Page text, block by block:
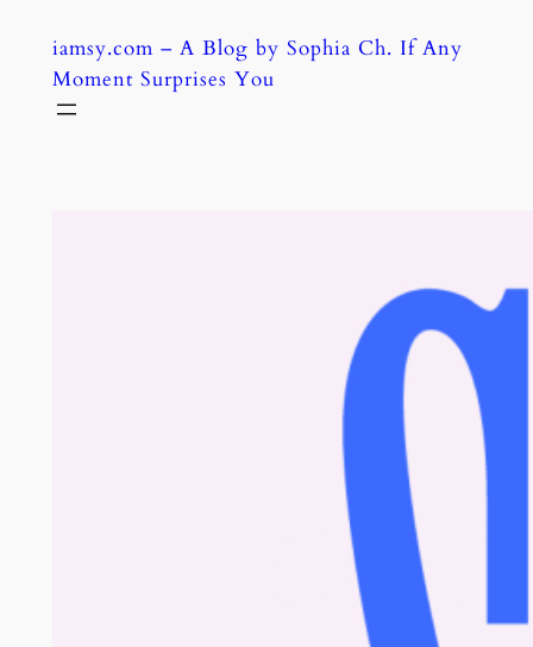
content
iamsy.com – A Blog by Sophia Ch. If Any
Moment Surprises You